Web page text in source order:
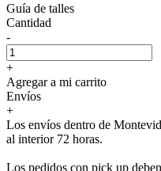
Guía de talles
Cantidad
-
+
Agregar a mi carrito
Envíos
+
Los envíos dentro de
al interior 72 horas.
Los pedidos con pick up